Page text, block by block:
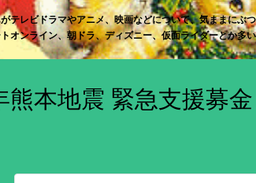
テレビドラマやアニメ、映画などについて、気ままに
オンライン、朝ドラ、ディズニー、仮面ライダーとか
熊本地震 緊急支援募金